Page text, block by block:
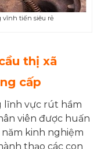
vĩnh tiến siêu rẻ
thị xã
cấp
lĩnh vực rút hầm
viên được huấn
năm kinh nghiệm
thạo các con